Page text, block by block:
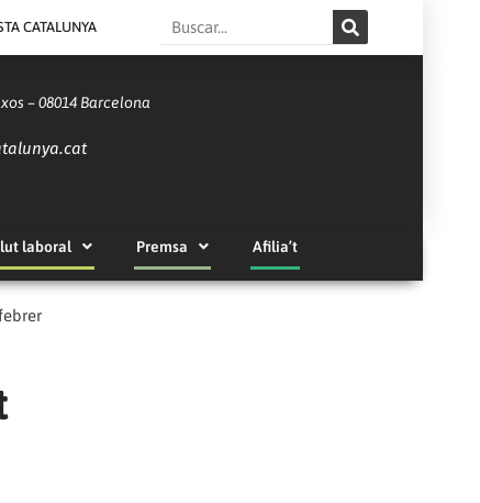
CATALUNYA Search
– 08014 Barcelona
laboral Premsa Afilia’t